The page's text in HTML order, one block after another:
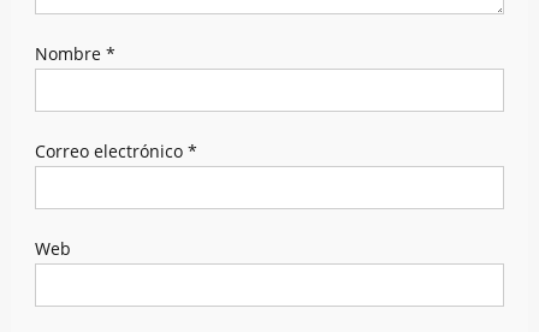
Nombre *
Correo electrónico *
Web